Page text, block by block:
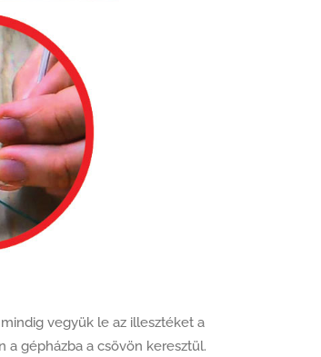
vegyük le az illesztéket a
a gépházba a csövön keresztül.